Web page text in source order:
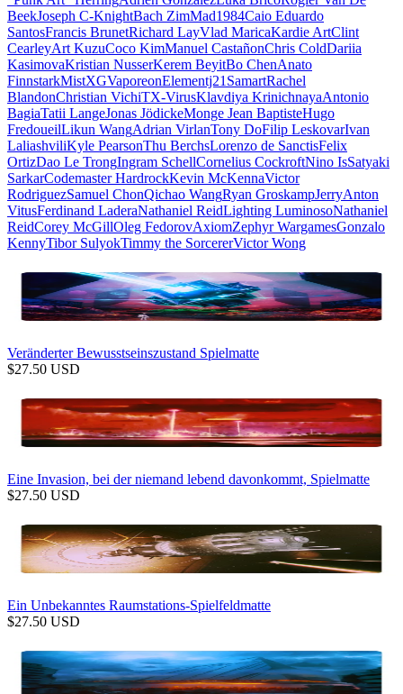
BeekJoseph C-KnightBach ZimMad1984Caio Eduardo
SantosFrancis BrunetRichard LayVlad MaricaKardie ArtClint
CearleyArt KuzuCoco KimManuel CastañonChris ColdDariia
KasimovaKristian NusserKerem BeyitBo ChenAnato
FinnstarkMistXGVaporeonElementj21 SamartRachel
BlandonChristian VichiTX-VirusKlavdiya KrinichnayaAntonio
BagiaTatii LangeJonas JödickeMonge Jean BaptisteHugo
FredoueilLikun WangAdrian VirlanTony DoFilip LeskovarIvan
LaliashviliKyle PearsonThu BerchsLorenzo de SanctisFelix
OrtizDao Le TrongIngram SchellCornelius CockroftNino IsSatyaki
SarkarCodemaster HardrockKevin McKennaVictor
RodriguezSamuel ChonQichao WangRyan GroskampJerryAnton
VitusFerdinand LaderaNathaniel ReidLighting LuminosoNathaniel
ReidCorey McGillOleg FedorovAxiomZephyr WargamesGonzalo
KennyTibor SulyokTimmy the SorcererVictor Wong
Veränderter Bewusstseinszustand Spielmatte
$27.50 USD
Eine Invasion, bei der niemand lebend davonkommt, Spielmatte
$27.50 USD
Ein Unbekanntes Raumstations-Spielfeldmatte
$27.50 USD